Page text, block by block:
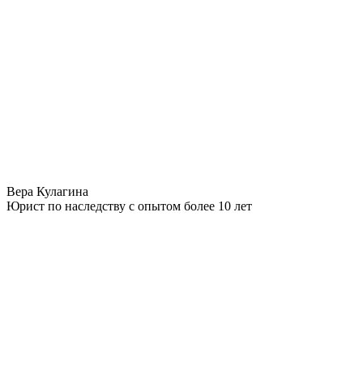
Вера Кулагина
Юрист по наследству с опытом более 10 лет